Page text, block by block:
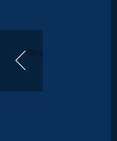
Önceki